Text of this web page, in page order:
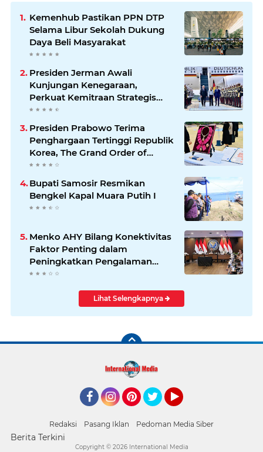
Kemenhub Pastikan PPN DTP
Selama Libur Sekolah Dukung
Daya Beli Masyarakat
Presiden Jerman Awali
Kunjungan Kenegaraan,
Perkuat Kemitraan Strategis
Indonesia–Jerman
Presiden Prabowo Terima
Penghargaan Tertinggi Republik
Korea, The Grand Order of
Mugunghwa
Bupati Samosir Resmikan
Bengkel Kapal Muara Putih I
Menko AHY Bilang Konektivitas
Faktor Penting dalam
Peningkatkan Pengalaman
Wisatawan
Lihat Selengkapnya
Redaksi Pasang Iklan Pedoman Media Siber
Berita Terkini
Copyright © 2026 International Media